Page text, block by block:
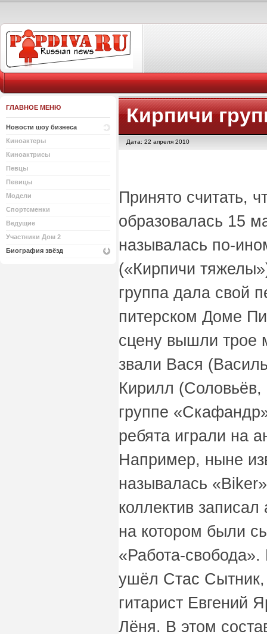
ГЛАВНОЕ МЕНЮ
Новости шоу бизнеса
Киноактеры
Киноактрисы
Певцы
Певицы
Модели
Спортсменки
Ведущие
Участники Дом 2
Биография звёзд
Кирпичи
Дата: 22 апреля 2010
Принято считать,
образовалась 15
называлась по-
(«Кирпичи
группа дала свой
питерском Доме
сцену вышли трое
звали Вася
Кирилл (Соловьёв,
группе
ребята играли на
Например, ныне
называлась
коллектив
на котором были
«Работа-свобода».
ушёл Стас
гитарист Евгений
Лёня. В этом